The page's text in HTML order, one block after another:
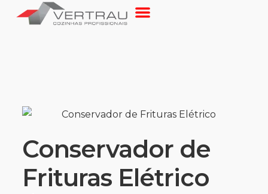
Conservador de
Frituras Elétrico